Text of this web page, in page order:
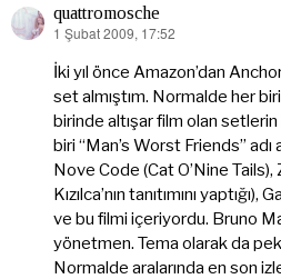
quattromosche
dedi
ki:
1 Şubat 2009, 17:52
İki yıl önce Amazon’dan
set almıştım. Normalde her
birinde altışar film olan
biri “Man’s Worst Friends”
Nove Code (Cat O’Nine
Kızılca’nın tanıtımını
ve bu filmi içeriyordu. Bruno
yönetmen. Tema olarak da
Normalde aralarında en son